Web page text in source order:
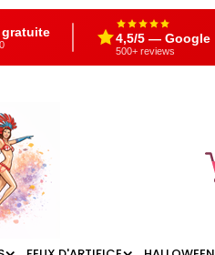
4,5/5 — Google
500+ reviews